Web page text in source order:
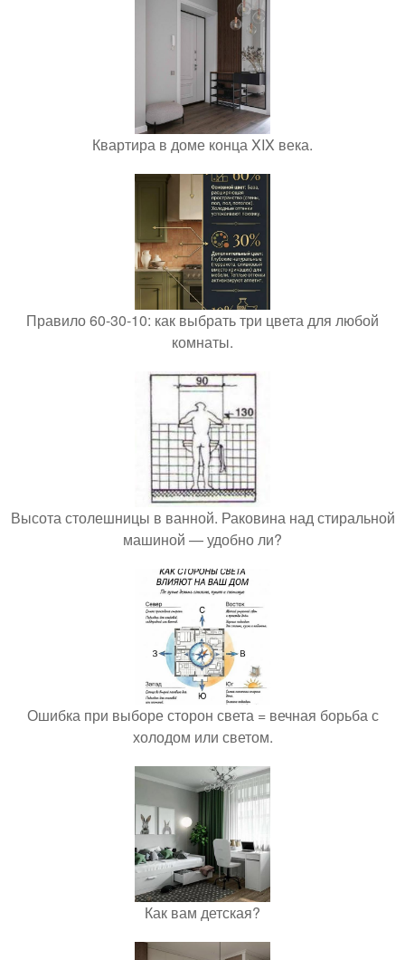
Квартира в доме конца XIX века.
Правило 60-30-10: как выбрать три цвета для любой
комнаты.
Высота столешницы в ванной. Раковина над стиральной
машиной — удобно ли?
Ошибка при выборе сторон света = вечная борьба с
холодом или светом.
Как вам детская?